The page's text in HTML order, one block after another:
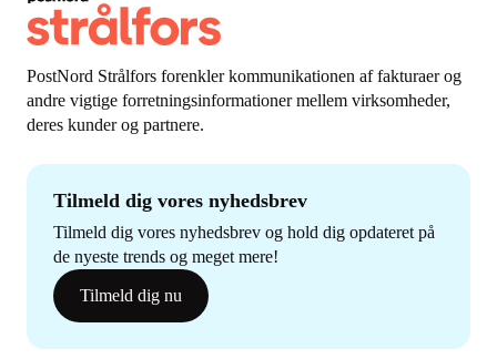
PostNord Strålfors forenkler kommunikationen af fakturaer og
andre vigtige forretningsinformationer mellem virksomheder,
deres kunder og partnere.
Tilmeld dig vores nyhedsbrev
Tilmeld dig vores nyhedsbrev og hold dig opdateret på
de nyeste trends og meget mere!
Tilmeld dig nu